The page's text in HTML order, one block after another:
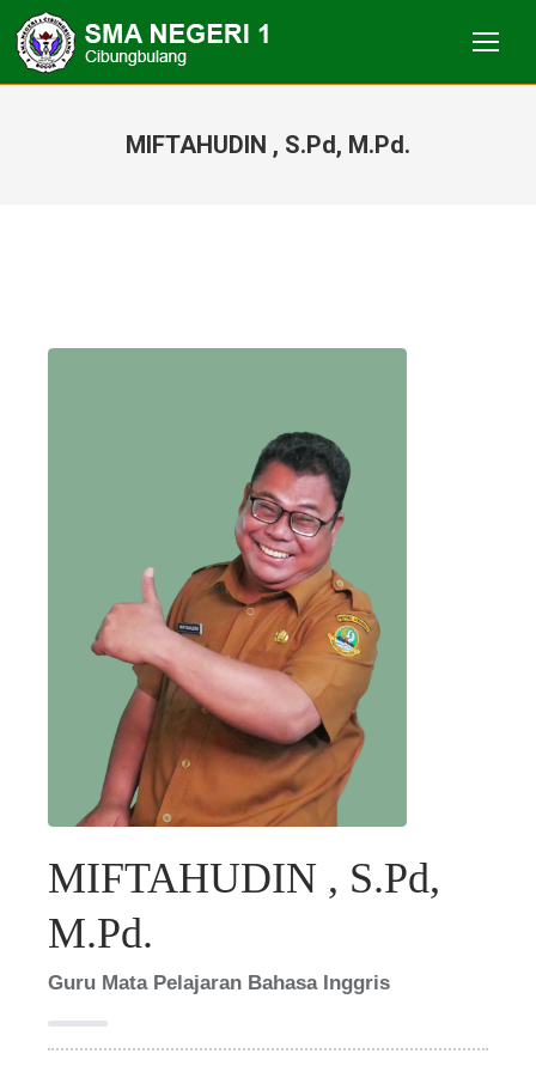
MIFTAHUDIN , S.Pd, M.Pd.
MIFTAHUDIN , S.Pd,
M.Pd.
Guru Mata Pelajaran Bahasa Inggris